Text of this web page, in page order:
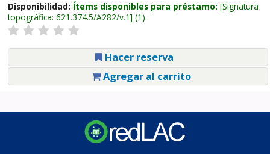
Disponibilidad: Ítems disponibles para préstamo: Signatura
topográfica: 621.374.5/A282/v.1 (1).
Hacer reserva
Agregar al carrito